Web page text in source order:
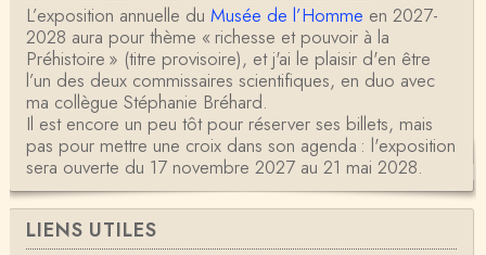
L’exposition annuelle du Musée de l’Homme en 2027-
2028 aura pour thème « richesse et pouvoir à la
Préhistoire » (titre provisoire), et j'ai le plaisir d'en être
l’un des deux commissaires scientifiques, en duo avec
ma collègue Stéphanie Bréhard.
Il est encore un peu tôt pour réserver ses billets, mais
pas pour mettre une croix dans son agenda : l'exposition
sera ouverte du 17 novembre 2027 au 21 mai 2028.
LIENS UTILES